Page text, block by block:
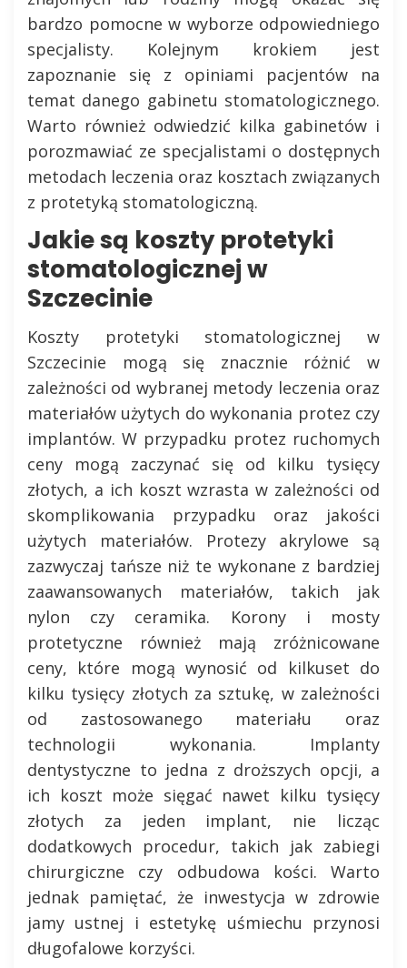
bardzo pomocne w wyborze odpowiedniego
specjalisty. Kolejnym krokiem jest
zapoznanie się z opiniami pacjentów na
temat danego gabinetu stomatologicznego.
Warto również odwiedzić kilka gabinetów i
porozmawiać ze specjalistami o dostępnych
metodach leczenia oraz kosztach związanych
z protetyką stomatologiczną.
Jakie są koszty protetyki
stomatologicznej w
Szczecinie
Koszty protetyki stomatologicznej w
Szczecinie mogą się znacznie różnić w
zależności od wybranej metody leczenia oraz
materiałów użytych do wykonania protez czy
implantów. W przypadku protez ruchomych
ceny mogą zaczynać się od kilku tysięcy
złotych, a ich koszt wzrasta w zależności od
skomplikowania przypadku oraz jakości
użytych materiałów. Protezy akrylowe są
zazwyczaj tańsze niż te wykonane z bardziej
zaawansowanych materiałów, takich jak
nylon czy ceramika. Korony i mosty
protetyczne również mają zróżnicowane
ceny, które mogą wynosić od kilkuset do
kilku tysięcy złotych za sztukę, w zależności
od zastosowanego materiału oraz
technologii wykonania. Implanty
dentystyczne to jedna z droższych opcji, a
ich koszt może sięgać nawet kilku tysięcy
złotych za jeden implant, nie licząc
dodatkowych procedur, takich jak zabiegi
chirurgiczne czy odbudowa kości. Warto
jednak pamiętać, że inwestycja w zdrowie
jamy ustnej i estetykę uśmiechu przynosi
długofalowe korzyści.